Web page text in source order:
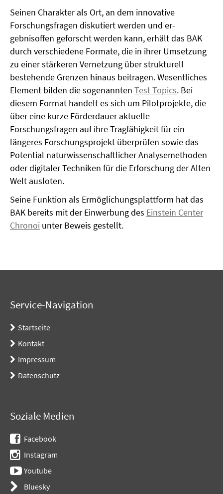
Seinen Charakter als Ort, an dem innovative
Forschungsfragen diskutiert werden und er­
gebnisoffen geforscht werden kann, erhält das BAK
durch verschiedene Formate, die in ihrer Umset­zung
zu einer stärkeren Ver­netzung über strukturell
bestehende Grenzen hin­aus beitragen. Wesentliches
Element bilden die sogenannten Test Topics. Bei
diesem Format handelt es sich um Pilotprojekte, die
über eine kurze Förderdauer aktuelle
Forschungsfragen auf ihre Tragfähigkeit für ein
längeres For­schungsprojekt überprüfen sowie das
Potential naturwissenschaftlicher Analysemetho­den
oder digi­taler Techniken für die Erfor­schung der Alten
Welt ausloten.
Seine Funktion als Ermöglichungsplattform hat das
BAK bereits mit der Einwerbung des Einstein Center
Chronoi unter Beweis gestellt.
Service-Navigation
Startseite
Kontakt
Impressum
Datenschutz
Soziale Medien
Facebook
Instagram
Youtube
Bluesky